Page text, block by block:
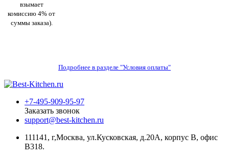
взымает
комиссию 4% от
суммы заказа).
Подробнее в разделе "Условия оплаты"
+7-495-909-95-97
Заказать звонок
support@best-kitchen.ru
111141, г,Москва, ул.Кусковская, д.20А, корпус В, офис
В318.